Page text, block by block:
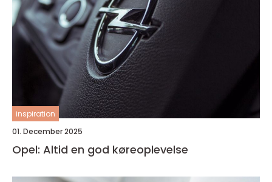
inspiration
01. December 2025
Opel: Altid en god køreoplevelse